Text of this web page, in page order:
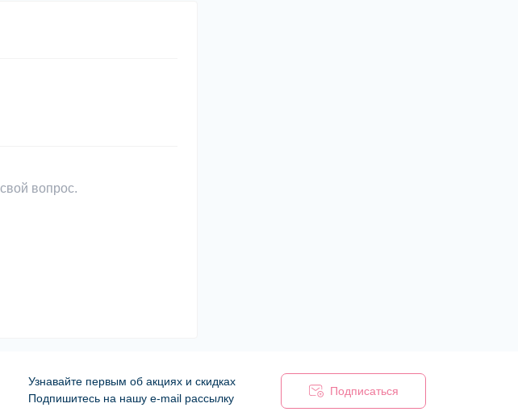
вопрос.
Узнавайте первым об акциях и скидках
Подпишитесь на нашу e-mail рассылку
Подписаться